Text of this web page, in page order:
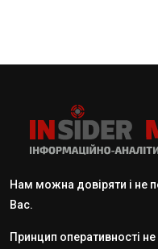
Нам можна довіряти і не
Вас.
Принцип оперативності